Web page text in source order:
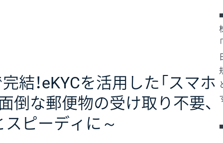
！eKYCを活用した「スマホ
倒な郵便物の受け取り不要、
ピーディに～